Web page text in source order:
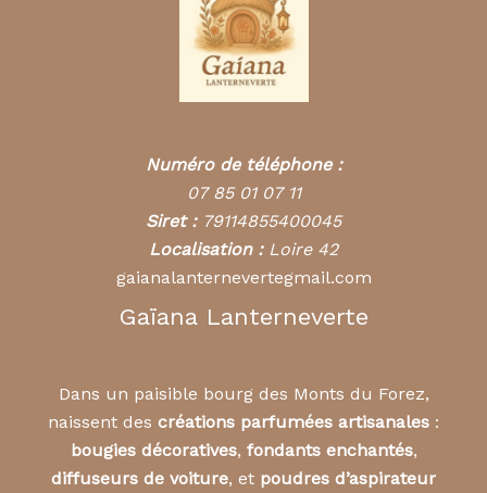
Numéro de téléphone :
07 85 01 07 11
Siret : 79114855400045
Localisation :Loire 42
gaianalanternevertegmail.com
Gaïana Lanterneverte
Dans un paisible bourg des Monts du Forez,
naissent des créations parfumées artisanales :
bougies décoratives, fondants enchantés,
diffuseurs de voiture, et poudres d’aspirateur